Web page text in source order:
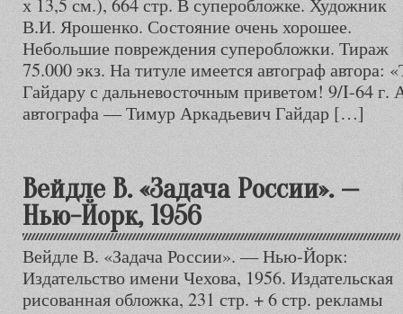
х 13,5 см.), 664 стр. В суперобложке. Художник
В.И. Ярошенко. Состояние очень хорошее.
Небольшие повреждения суперобложки. Тираж
75.000 экз. На титуле имеется автограф автора:
Гайдару с дальневосточным приветом! 9/I-64 г.
автографа — Тимур Аркадьевич Гайдар […]
Вейдле В. «Задача России». —
Нью-Йорк, 1956
Вейдле В. «Задача России». — Нью-Йорк:
Издательство имени Чехова, 1956. Издательская
рисованная обложка, 231 стр. + 6 стр. рекламы